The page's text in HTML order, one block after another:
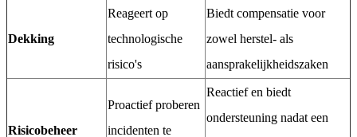
Dekking
Reageert op
technologische
risico's
Biedt compensatie voor
zowel herstel- als
aansprakelijkheidszaken
Risicobeheer
Proactief proberen
incidenten te
Reactief en biedt
ondersteuning nadat een